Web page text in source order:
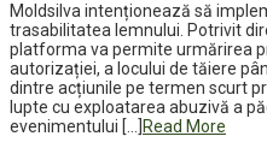
Moldsilva intenționează să
trasabilitatea lemnului. Potrivit
platforma va permite urmărirea
autorizației, a locului de tăiere
dintre acțiunile pe termen scurt
lupte cu exploatarea abuzivă a
evenimentului […] Read More